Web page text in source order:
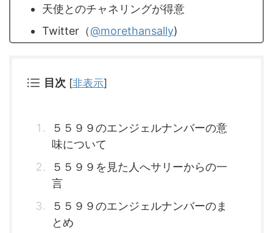
天使とのチャネリングが得意
Twitter（@morethansally)
目次 [非表示]
５５９９のエンジェルナンバーの意
味について
５５９９を見た人へサリーからの一
言
５５９９のエンジェルナンバーのま
とめ